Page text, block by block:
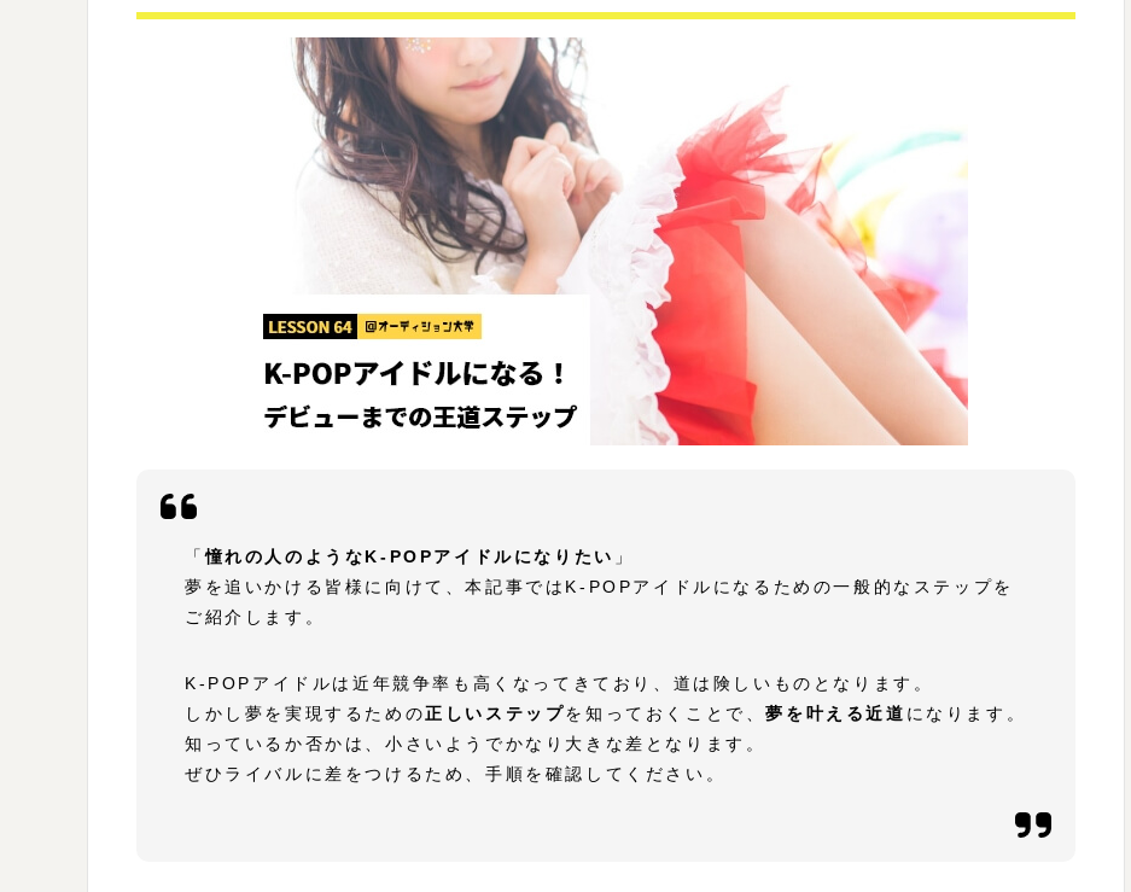
「憧れの人のようなK-POPアイドルになりたい 」
夢を追いかける皆様に向けて、本記事ではK-POPアイドルになるための一般的なステップを
ご紹介します。
K-POPアイドルは近年競争率も高くなってきており、道は険しいものとなります。
しかし夢を実現するための正しいステップを知っておくことで、夢を叶える近道 になります。
知っているか否かは、小さいようでかなり大きな差となります。
ぜひライバルに差をつけるため、手順を確認してください。